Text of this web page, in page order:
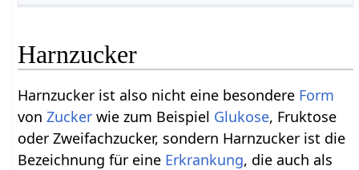
Harnzucker
Harnzucker ist also nicht eine besondere Form
vonZucker wie zum Beispiel Glukose, Fruktose
oder Zweifachzucker, sondern Harnzucker ist die
Bezeichnung für eine Erkrankung, die auch als